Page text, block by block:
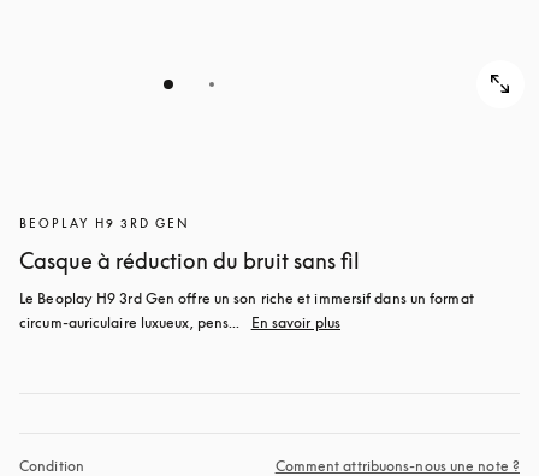
BEOPLAY H9 3RD GEN
Casque à réduction du bruit sans fil
Le Beoplay H9 3rd Gen offre un son riche et immersif dans un format
circum-auriculaire luxueux, pens...
En savoir plus
Condition Comment attribuons-nous une note ?